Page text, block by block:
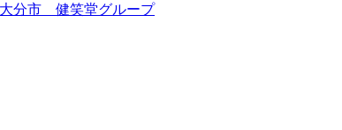
大分市 健笑堂グループ